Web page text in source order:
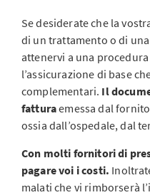
Se desiderate che la
di un trattamento o di
attenervi a una
l’assicurazione di base
complementari. Il
fatturaemessa dal
ossia dall’ospedale, dal
Con molti fornitori di
pagare voi i costi.
malati che vi rimborserà